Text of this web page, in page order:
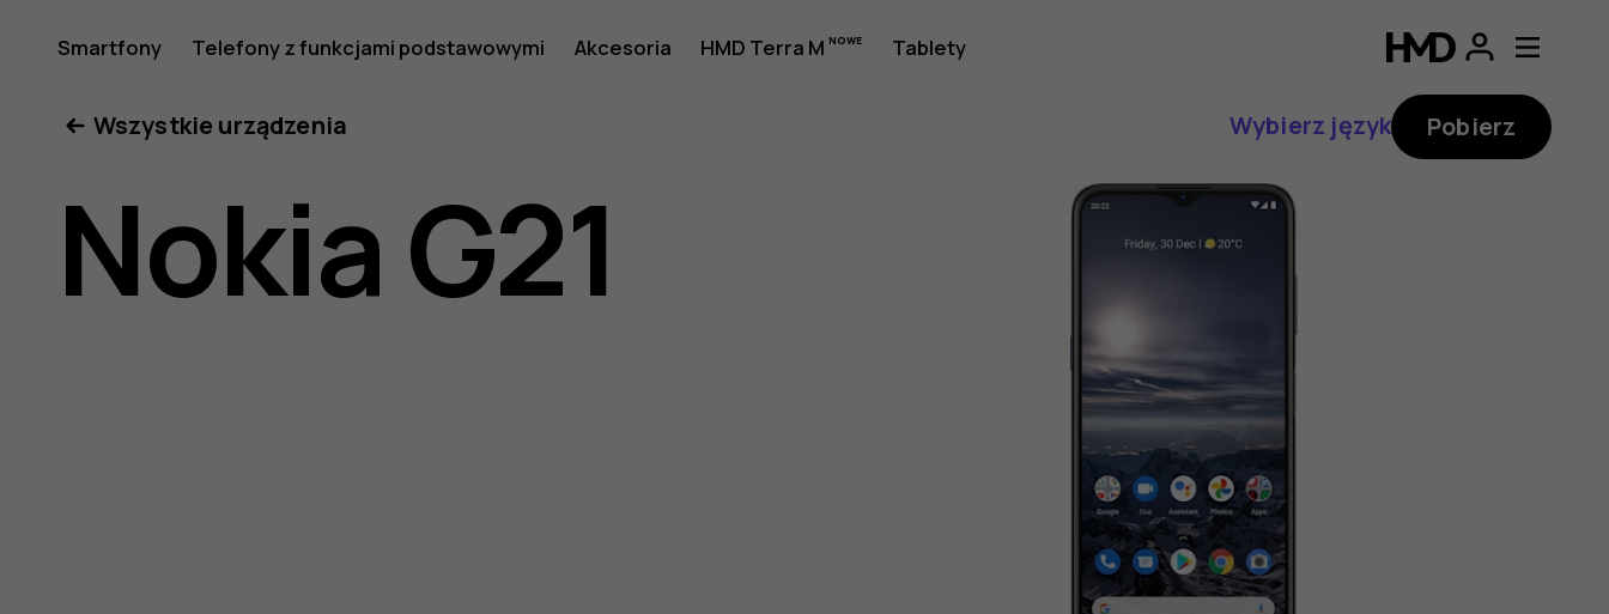
Nokia
G21
—
Smartfony Telefony z funkcjami podstawowymi Akcesoria HMD Terra M Tablety
Wszystkie urządzenia
Wybierz język Pobierz
Nokia G21